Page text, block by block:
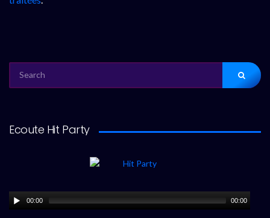
FOR:
Ecoute Hit Party
00:00 00:00